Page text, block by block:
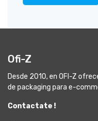
Ofi-Z
Desde 2010, en OFI-Z
de packaging para e-
Contactate !